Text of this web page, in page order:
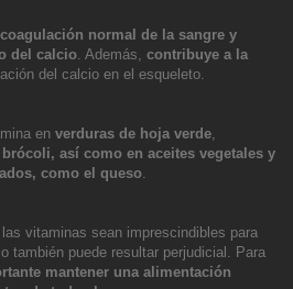
normal de la sangre y
del calcio. Además, contribuye a la
del calcio en el esqueleto.
en verduras de hoja verde,
así como en aceites vegetales y
como el queso.
vitaminas sean imprescindibles para
también puede resultar perjudicial. Para
mantener una alimentación